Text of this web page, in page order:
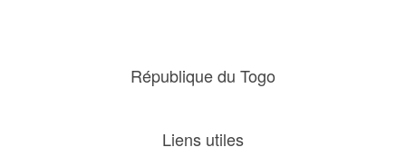
République du Togo
Liens utiles